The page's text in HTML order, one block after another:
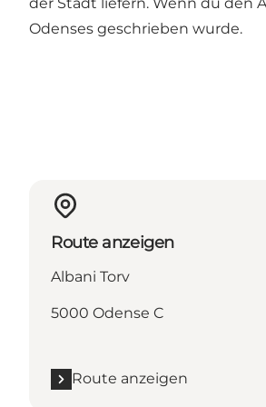
der Stadt liefern. Wenn du den
Odenses geschrieben wurde.
Route anzeigen
Albani Torv
5000 Odense C
Route anzeigen